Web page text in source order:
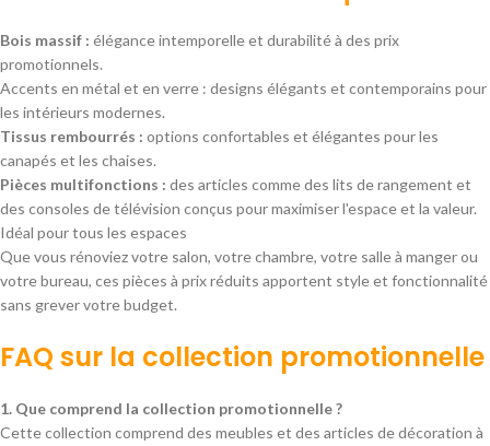
Bois massif : élégance intemporelle et durabilité à des prix
promotionnels.
Accents en métal et en verre : designs élégants et contemporains pour
les intérieurs modernes.
Tissus rembourrés : options confortables et élégantes pour les
canapés et les chaises.
Pièces multifonctions : des articles comme des lits de rangement et
des consoles de télévision conçus pour maximiser l'espace et la valeur.
Idéal pour tous les espaces
Que vous rénoviez votre salon, votre chambre, votre salle à manger ou
votre bureau, ces pièces à prix réduits apportent style et fonctionnalité
sans grever votre budget.
FAQ sur la collection promotionnelle
1. Que comprend la collection promotionnelle ?
Cette collection comprend des meubles et des articles de décoration à